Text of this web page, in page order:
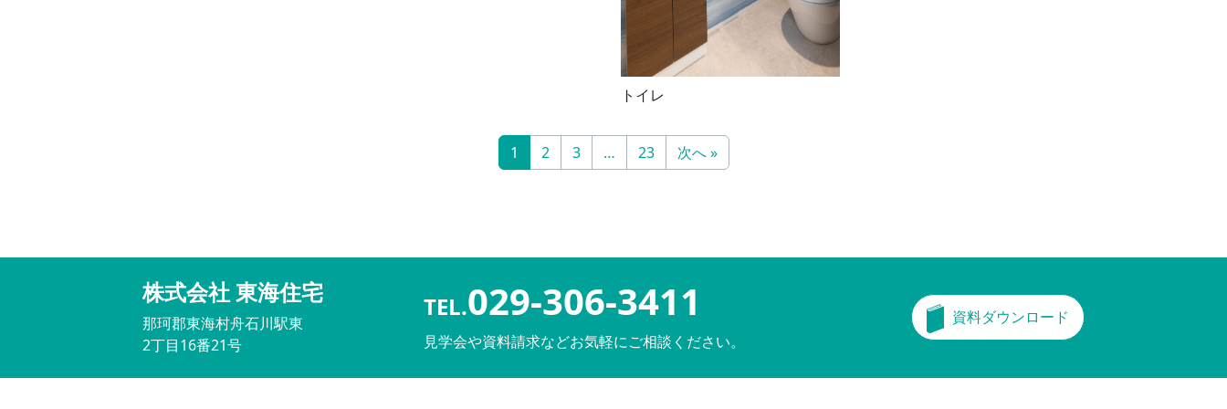
トイレ
1 2 3 … 23 次へ »
株式会社 東海住宅
那珂郡東海村舟石川駅東
2丁目16番21号
TEL.029-306-3411
見学会や資料請求などお気軽にご相談ください。
資料ダウンロード